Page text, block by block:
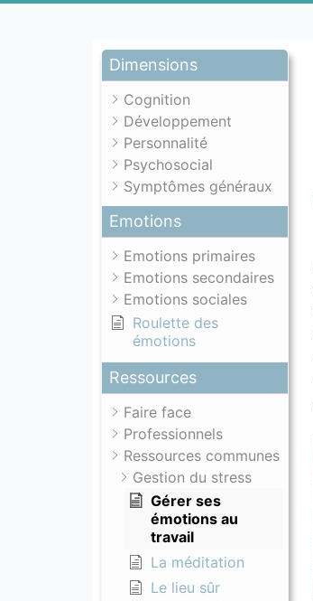
Dimensions
Cognition
Développement
Personnalité
Psychosocial
Symptômes généraux
Emotions
Emotions primaires
Emotions secondaires
Emotions sociales
Roulette des
émotions
Ressources
Faire face
Professionnels
Ressources communes
Gestion du stress
Gérer ses
émotions au
travail
La méditation
Le lieu sûr